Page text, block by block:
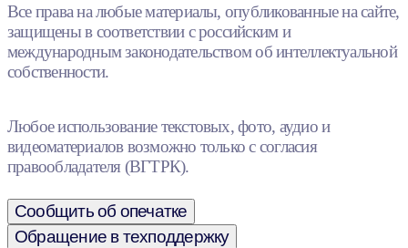
Все права на любые материалы, опубликованные на сайте,
защищены в соответствии с российским и
международным законодательством об интеллектуальной
собственности.
Любое использование текстовых, фото, аудио и
видеоматериалов возможно только с согласия
правообладателя (ВГТРК).
Сообщить об опечатке
Обращение в техподдержку